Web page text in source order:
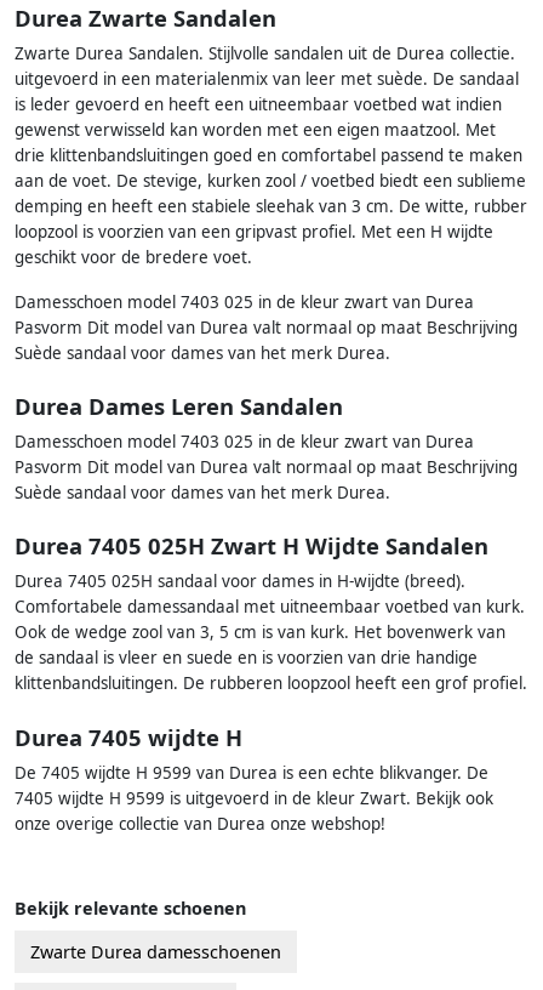
Durea Zwarte Sandalen
Zwarte Durea Sandalen. Stijlvolle sandalen uit de Durea collectie.
uitgevoerd in een materialenmix van leer met suède. De sandaal
is leder gevoerd en heeft een uitneembaar voetbed wat indien
gewenst verwisseld kan worden met een eigen maatzool. Met
drie klittenbandsluitingen goed en comfortabel passend te maken
aan de voet. De stevige, kurken zool / voetbed biedt een sublieme
demping en heeft een stabiele sleehak van 3 cm. De witte, rubber
loopzool is voorzien van een gripvast profiel. Met een H wijdte
geschikt voor de bredere voet.
Damesschoen model 7403 025 in de kleur zwart van Durea
Pasvorm Dit model van Durea valt normaal op maat Beschrijving
Suède sandaal voor dames van het merk Durea.
Durea Dames Leren Sandalen
Damesschoen model 7403 025 in de kleur zwart van Durea
Pasvorm Dit model van Durea valt normaal op maat Beschrijving
Suède sandaal voor dames van het merk Durea.
Durea 7405 025H Zwart H Wijdte Sandalen
Durea 7405 025H sandaal voor dames in H-wijdte (breed).
Comfortabele damessandaal met uitneembaar voetbed van kurk.
Ook de wedge zool van 3, 5 cm is van kurk. Het bovenwerk van
de sandaal is vleer en suede en is voorzien van drie handige
klittenbandsluitingen. De rubberen loopzool heeft een grof profiel.
Durea 7405 wijdte H
De 7405 wijdte H 9599 van Durea is een echte blikvanger. De
7405 wijdte H 9599 is uitgevoerd in de kleur Zwart. Bekijk ook
onze overige collectie van Durea onze webshop!
Bekijk relevante schoenen
Zwarte Durea damesschoenen